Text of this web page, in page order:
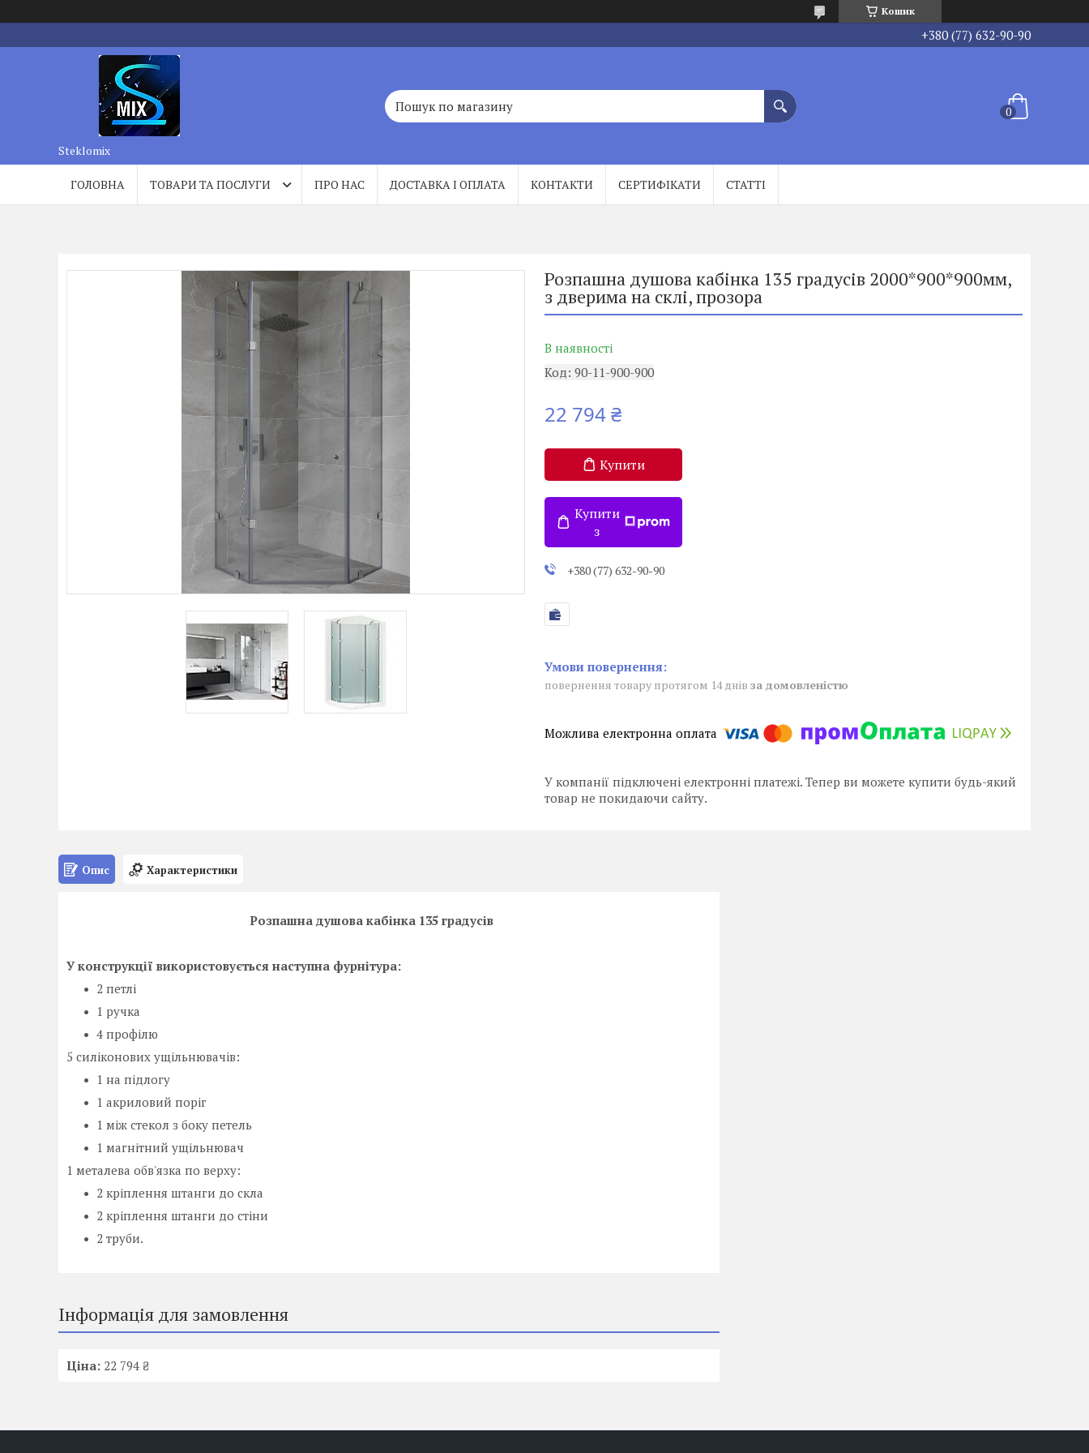
Кошик
+380 (77) 632-90-90
Steklomix
ГОЛОВНА ТОВАРИ ТА ПОСЛУГИ ПРО НАС ДОСТАВКА І ОПЛАТА КОНТАКТИ СЕРТИФІКАТИ СТАТТІ
Розпашна душова кабінка 135 градусів 2000*900*900мм,
з дверима на склі, прозора
В наявності
Код: 90-11-900-900
22 794 ₴
Купити
Купити
з
+380 (77) 632-90-90
повернення товару протягом 14 днів за домовленістю
У компанії підключені електронні платежі. Тепер ви можете купити будь-який
товар не покидаючи сайту.
Опис Характеристики
Розпашна душова кабінка 135 градусів
У конструкції використовується наступна фурнітура:
2 петлі
1 ручка
4 профілю
5 силіконових ущільнювачів:
1 на підлогу
1 акриловий поріг
1 між стекол з боку петель
1 магнітний ущільнювач
1 металева обв'язка по верху:
2 кріплення штанги до скла
2 кріплення штанги до стіни
2 труби.
Інформація для замовлення
Ціна: 22 794 ₴